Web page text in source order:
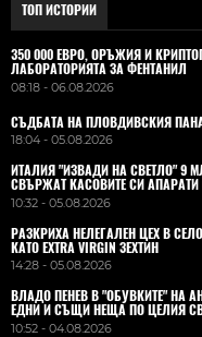
ТОП ИСТОРИИ
350 000 ЕВРО, ОРЪЖИЯ И
ЛАБОРАТОРИЯТА ЗА ФЕНТАНИЛ
08:18 - 06.08.2026
СЪДБАТА НА ПЛОВДИВСКИЯ
18:04 - 05.08.2026
ИТАЛИЯ "ИЗВАДИ НА СВЕТЛО" 9
СВЪРЖАТ КАСОВИТЕ СИ АПАРАТИ
10:32 - 05.08.2026
РАЗКРИХА НЕЛЕГАЛЕН ЦЕХ В
КАТО EXTRA VIRGIN ЗЕХТИН
14:28 - 05.08.2026
ВЛАДO ПЕНЕВ В "ОБУВКИТЕ" НА
ЕДНИ И СЪЩИ НЕЩА ПО ЦЕЛИЯ
10:52 - 04.08.2026